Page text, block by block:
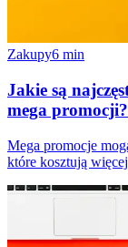
Zakupy6 min
Jakie są
mega promocji?
Mega promocje
które kosztują